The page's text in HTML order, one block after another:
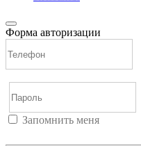
Форма авторизации
Запомнить меня